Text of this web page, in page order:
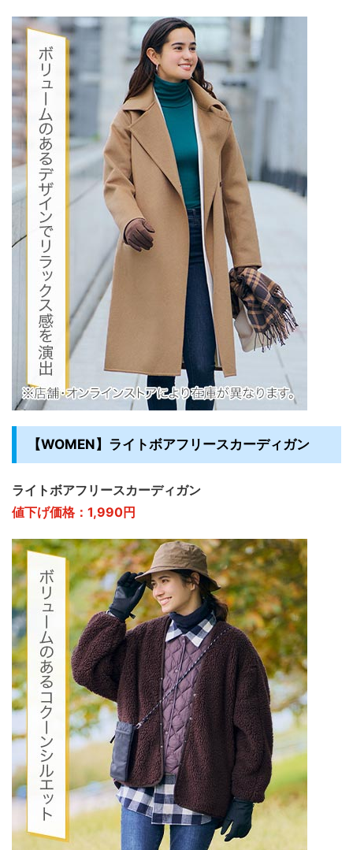
【WOMEN】ライトボアフリースカーディガン
ライトボアフリースカーディガン
値下げ価格：1,990円